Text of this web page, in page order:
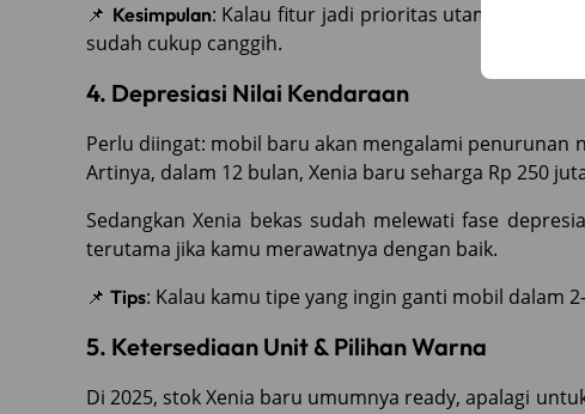
📌 Kesimpulan: Kalau fitur jadi prioritas utama, Xenia
sudah cukup canggih.
4. Depresiasi Nilai Kendaraan
Perlu diingat: mobil baru akan mengalami penurunan
Artinya, dalam 12 bulan, Xenia baru seharga Rp 250
Sedangkan Xenia bekas sudah melewati fase
terutama jika kamu merawatnya dengan baik.
📌 Tips: Kalau kamu tipe yang ingin ganti mobil dalam
5. Ketersediaan Unit & Pilihan Warna
Di 2025, stok Xenia baru umumnya ready, apalagi